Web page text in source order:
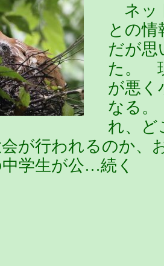
ネッ
との情
だが思
た。
が悪く
なる
れ、ど
が行われるのか、
学生が公…続く